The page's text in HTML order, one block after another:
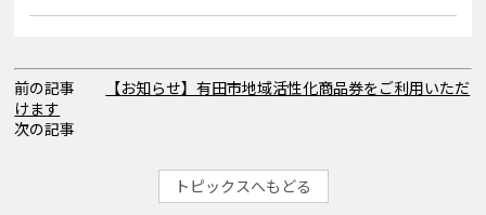
前の記事
【お知らせ】有田市地域活性化商品券をご利用いただ
けます
次の記事
トピックスへもどる